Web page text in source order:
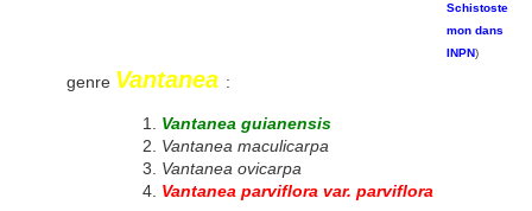
Schistoste
mon dans
INPN)
genre Vantanea :
Vantanea guianensis
Vantanea maculicarpa
Vantanea ovicarpa
Vantanea parviflora var. parviflora